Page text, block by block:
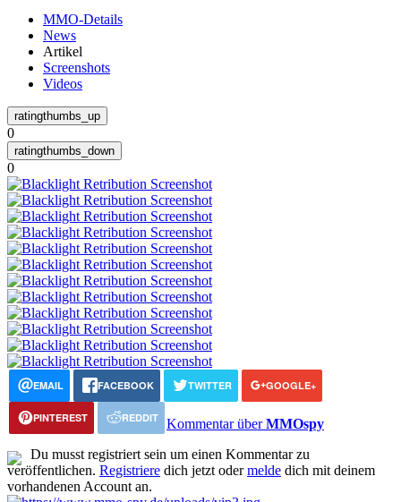
MMO-Details
News
Artikel
Screenshots
Videos
0
0
EMAIL FACEBOOK TWITTER GOOGLE+
PINTEREST REDDIT Kommentar überMMOspy
Du musst registriert sein um einen Kommentar zu
veröffentlichen. Registriere dich jetzt odermelde dich mit deinem
vorhandenen Account an.